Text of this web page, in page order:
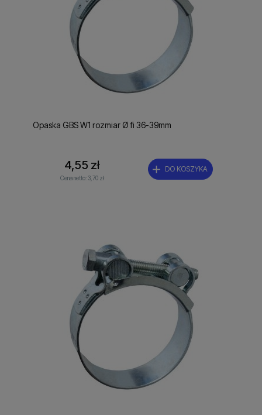
Opaska GBS W1 rozmiar Ø fi 36-39mm
4,55 zł
Cena netto:3,70 zł
DO KOSZYKA